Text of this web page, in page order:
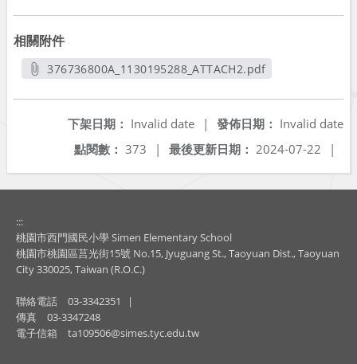
相關附件
376736800A_1130195288_ATTACH2.pdf
發佈日期： Invalid date
下架日期： Invalid date
|
最後更新日期： 2024-07-22 |
點閱數： 373 |
:::
桃園市西門國民小學 Simen Elementary School
桃園市桃園區莒光街15號 No.15, Jyuguang St., Taoyuan Dist., Taoyuan
City 330025, Taiwan (R.O.C.)
聯絡電話 03-3342351
|
傳真
03-3347248
電子信箱
ta109506@simes.tyc.edu.tw